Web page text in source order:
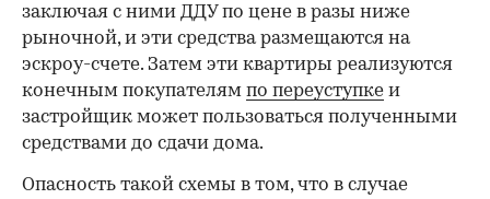
заключая с ними ДДУ по цене в разы ниже
рыночной, и эти средства размещаются на
эскроу-счете. Затем эти квартиры реализуются
конечным покупателям по переуступке и
застройщик может пользоваться полученными
средствами до сдачи дома.
Опасность такой схемы в том, что в случае